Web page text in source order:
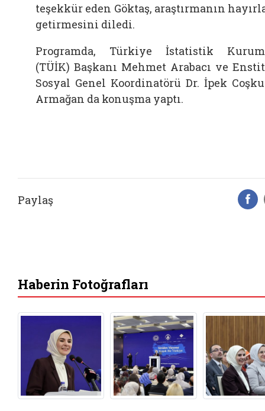
teşekkür eden Göktaş, araştırmanın
getirmesini diledi.
Programda, Türkiye İstatistik
(TÜİK) Başkanı Mehmet Arabacı ve
Sosyal Genel Koordinatörü Dr. İpek
Armağan da konuşma yaptı.
Paylaş
Haberin Fotoğrafları